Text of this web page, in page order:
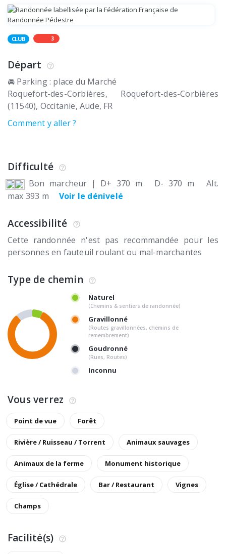
CLUB 3
Départ
🚘 Parking : place du Marché
Roquefort-des-Corbières
Roquefort-des-Corbières
(11540) Occitanie, Aude FR
Comment y aller ?
Difficulté
Bon marcheur | D+ 370 m D- 370 m
Alt.
max 393 m
Voir le dénivelé
Accessibilité
Cette randonnée n'est pas recommandée pour les
personnes en fauteuil roulant ou mal-marchantes
Type de chemin
Naturel
(Chemins & sentiers de randonnée)
Gravillonné
(Routes gravillonnées, chemins de
remembrement)
Goudronné
(Rues, Routes)
Inconnu
Vous verrez
Point de vue Forêt
Rivière / Ruisseau / Torrent Animaux sauvages
Animaux de la ferme Monument historique
Église / Cathédrale Bar / Restaurant Vignes
Champs
Facilité(s)